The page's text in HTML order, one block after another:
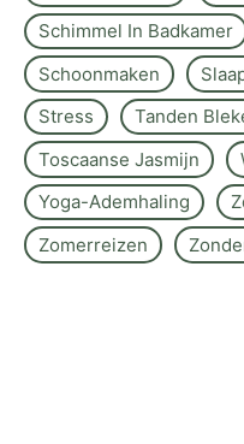
Schimmel In Badkamer
Schoonmaken
Stress
Tanden
Toscaanse Jasmijn
Yoga-Ademhaling
Zomerreizen